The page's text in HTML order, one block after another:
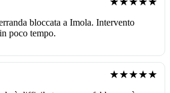
bloccata a Imola. Intervento
poco tempo.
★★★★★